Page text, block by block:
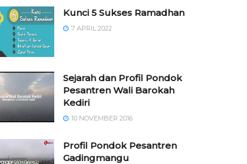
Kunci 5 Sukses Ramadhan
7 APRIL 2022
Sejarah dan Profil Pondok
Pesantren Wali Barokah
Kediri
10 NOVEMBER 2016
⁠⁠⁠Profil Pondok Pesantren
Gadingmangu